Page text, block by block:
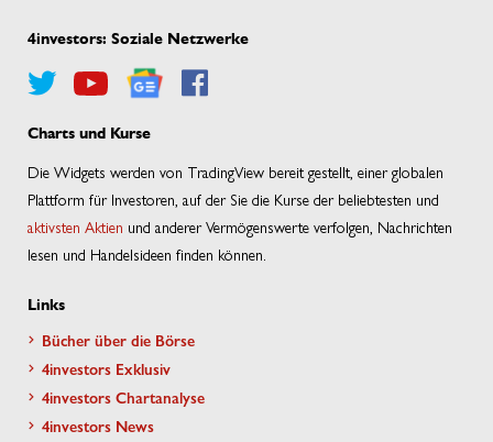
4investors: Soziale Netzwerke
Charts und Kurse
Die Widgets werden von TradingView bereit gestellt, einer globalen
Plattform für Investoren, auf der Sie die Kurse der beliebtesten und
aktivsten Aktien und anderer Vermögenswerte verfolgen, Nachrichten
lesen und Handelsideen finden können.
Links
Bücher über die Börse
4investors Exklusiv
4investors Chartanalyse
4investors News